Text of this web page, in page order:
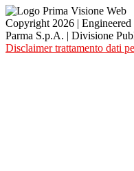
Copyright 2026 |
Parma S.p.A. | Divisione
Disclaimer trattamento dati